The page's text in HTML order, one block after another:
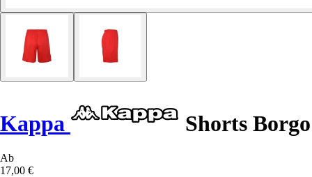
Kappa Shorts Borgo
Ab
17,00 €